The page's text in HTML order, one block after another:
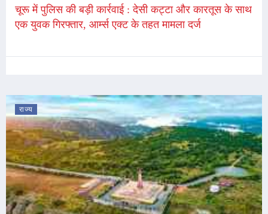
चूरू में पुलिस की बड़ी कार्रवाई : देसी कट्टा और कारतूस के साथ
एक युवक गिरफ्तार, आर्म्स एक्ट के तहत मामला दर्ज
राज्य